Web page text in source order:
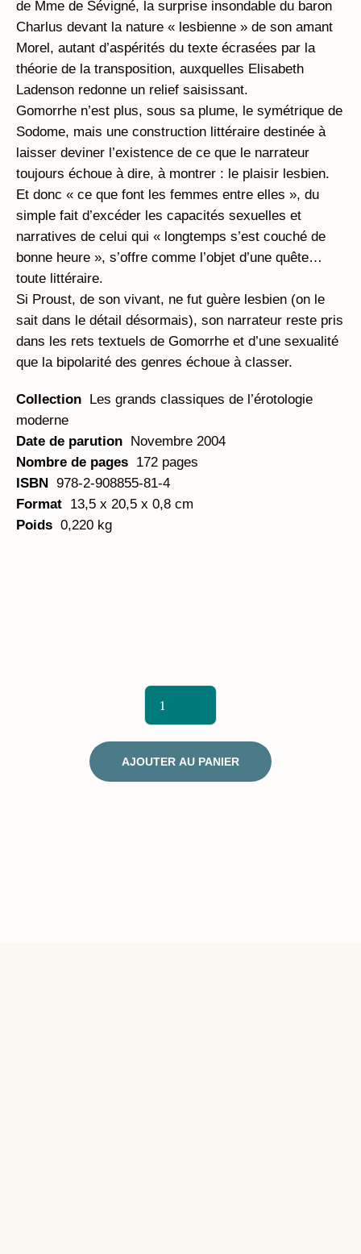
de Mme de Sévigné, la surprise insondable du baron
Charlus devant la nature « lesbienne » de son amant
Morel, autant d’aspérités du texte écrasées par la
théorie de la transposition, auxquelles Elisabeth
Ladenson redonne un relief saisissant.
Gomorrhe n’est plus, sous sa plume, le symétrique de
Sodome, mais une construction littéraire destinée à
laisser deviner l’existence de ce que le narrateur
toujours échoue à dire, à montrer : le plaisir lesbien.
Et donc « ce que font les femmes entre elles », du
simple fait d’excéder les capacités sexuelles et
narratives de celui qui « longtemps s’est couché de
bonne heure », s’offre comme l’objet d’une quête…
toute littéraire.
Si Proust, de son vivant, ne fut guère lesbien (on le
sait dans le détail désormais), son narrateur reste pris
dans les rets textuels de Gomorrhe et d’une sexualité
que la bipolarité des genres échoue à classer.
Collection Les grands classiques de l’érotologie
moderne
Date de parution Novembre 2004
Nombre de pages 172 pages
ISBN 978-2-908855-81-4
Format 13,5 x 20,5 x 0,8 cm
Poids 0,220 kg
AJOUTER AU PANIER